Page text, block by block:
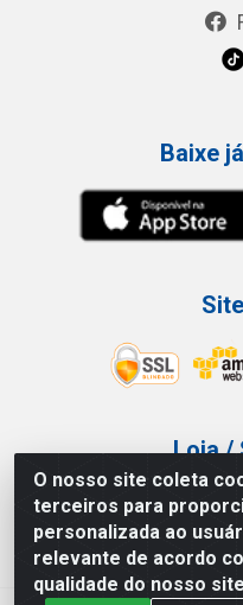
O nosso site coleta
terceiros para
personalizada ao
relevante de acordo
qualidade do nosso
Baixe
Loja /
Tel.:
Av Vautier, 587/